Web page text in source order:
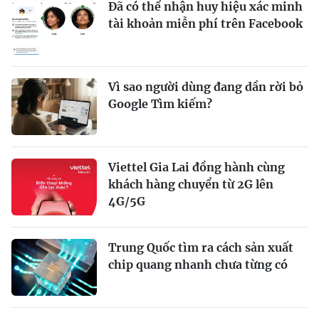
Đã có thể nhận huy hiệu xác minh
tài khoản miễn phí trên Facebook
Vì sao người dùng đang dần rời bỏ
Google Tìm kiếm?
Viettel Gia Lai đồng hành cùng
khách hàng chuyển từ 2G lên
4G/5G
Trung Quốc tìm ra cách sản xuất
chip quang nhanh chưa từng có